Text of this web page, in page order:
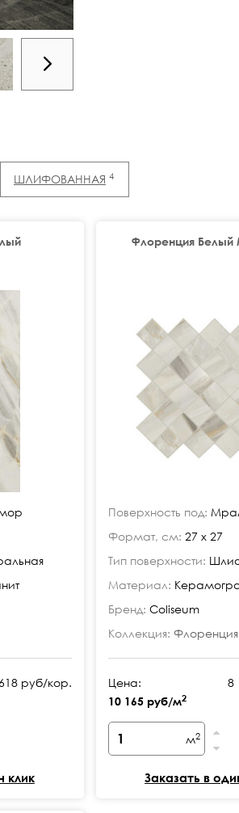
ШЛИФОВАННАЯ 4
руб/кор.
клик
Флоренция Белый
Поверхность под:
Формат, см: 27 х 27
Тип поверхности:
Материал:
Бренд: Coliseum
Коллекция: Флоренция
Цена:
10 165 руб/м2
8
м2
Заказать в